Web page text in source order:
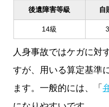
後遺障害等級 自
14級
人身事故ではケガに対
すが、用いる算定基準
ます。一般的には、「